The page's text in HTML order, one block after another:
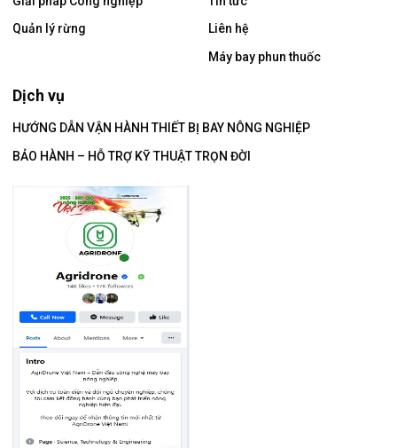
Quản lý rừng
Dịch vụ
HƯỚNG DẪN VẬN HÀNH THIẾT BỊ BAY NÔNG NGHIỆP
BẢO HÀNH – HỖ TRỢ KỸ THUẬT TRỌN ĐỜI
Liên hệ
Máy bay phun thuốc